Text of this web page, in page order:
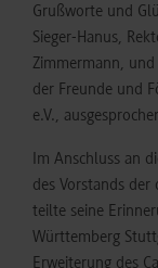
Grußworte und
Sieger-Hanus,
Zimmermann, und
der Freunde und
e.V.,
Im Anschluss an
des Vorstands der
teilte seine
Württemberg
Erweiterung des